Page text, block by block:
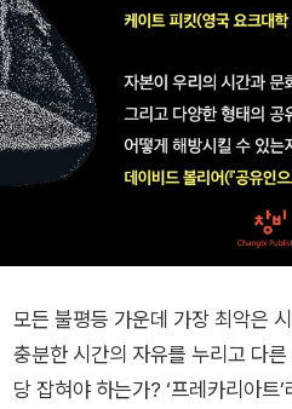
모든 불평등 가운데 가장 최악은 시간 불평
충분한 시간의 자유를 누리고 다
당 잡혀야 하는가? ‘프레카리아트’라는 새로운 사회 계급 개념을